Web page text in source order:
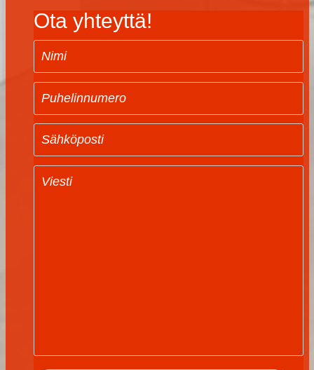
Ota yhteyttä!